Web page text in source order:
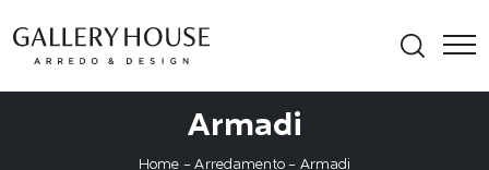
Armadi
Home -Arredamento - Armadi